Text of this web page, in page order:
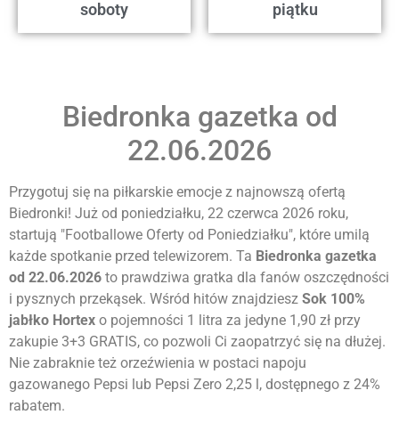
soboty
piątku
Biedronka gazetka od
22.06.2026
Przygotuj się na piłkarskie emocje z najnowszą ofertą
Biedronki! Już od poniedziałku, 22 czerwca 2026 roku,
startują "Footballowe Oferty od Poniedziałku", które umilą
każde spotkanie przed telewizorem. Ta Biedronka gazetka
od 22.06.2026 to prawdziwa gratka dla fanów oszczędności
i pysznych przekąsek. Wśród hitów znajdziesz Sok 100%
jabłko Hortex o pojemności 1 litra za jedyne 1,90 zł przy
zakupie 3+3 GRATIS, co pozwoli Ci zaopatrzyć się na dłużej.
Nie zabraknie też orzeźwienia w postaci napoju
gazowanego Pepsi lub Pepsi Zero 2,25 l, dostępnego z 24%
rabatem.